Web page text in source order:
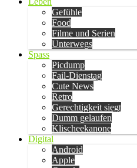
Gefühle
Food
Filme und Serien
Unterwegs
Spass
Picdump
Fail-Dienstag
Cute News
Retro
Gerechtigkeit siegt
Dumm gelaufen
Klischeekanone
Digital
Android
Apple